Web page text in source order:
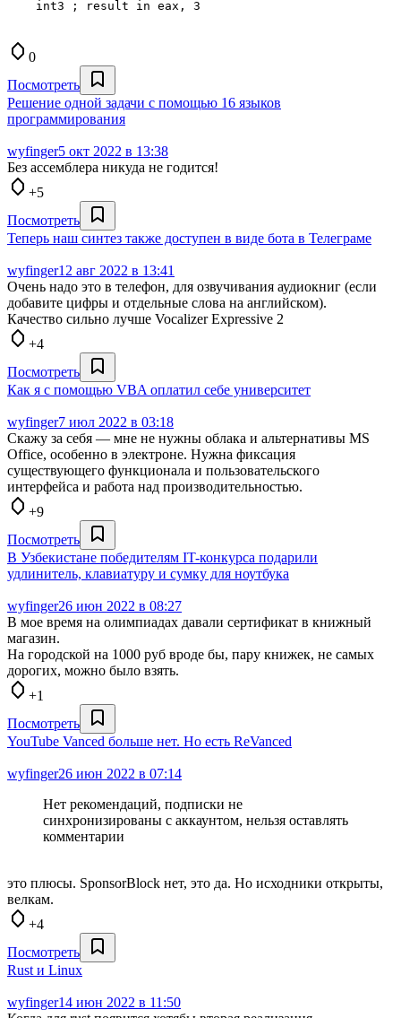
0
Посмотреть
Решение одной задачи с помощью 16 языков
программирования
wyfinger5 окт 2022 в 13:38
Без ассемблера никуда не годится!
+5
Посмотреть
Теперь наш синтез также доступен в виде бота в Телеграме
wyfinger12 авг 2022 в 13:41
Очень надо это в телефон, для озвучивания аудиокниг (если
добавите цифры и отдельные слова на английском).
Качество сильно лучше Vocalizer Expressive 2
+4
Посмотреть
Как я с помощью VBA оплатил себе университет
wyfinger7 июл 2022 в 03:18
Скажу за себя — мне не нужны облака и альтернативы MS
Office, особенно в электроне. Нужна фиксация
существующего функционала и пользовательского
интерфейса и работа над производительностью.
+9
Посмотреть
В Узбекистане победителям IT-конкурса подарили
удлинитель, клавиатуру и сумку для ноутбука
wyfinger26 июн 2022 в 08:27
В мое время на олимпиадах давали сертификат в книжный
магазин.
На городской на 1000 руб вроде бы, пару книжек, не самых
дорогих, можно было взять.
+1
Посмотреть
YouTube Vanced больше нет. Но есть ReVanced
wyfinger26 июн 2022 в 07:14
Нет рекомендаций, подписки не
синхронизированы с аккаунтом, нельзя оставлять
комментарии
это плюсы. SponsorBlock нет, это да. Но исходники открыты,
велкам.
+4
Посмотреть
Rust и Linux
wyfinger14 июн 2022 в 11:50